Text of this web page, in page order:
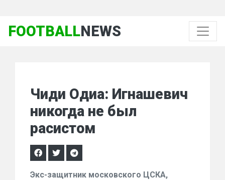
FOOTBALLNEWS
Чиди Одиа: Игнашевич
никогда не был
расистом
Экс-защитник московского ЦСКА,